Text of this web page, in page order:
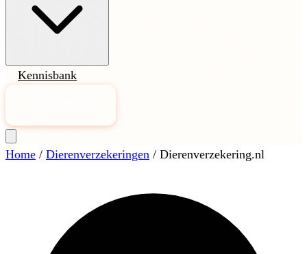
Kennisbank
Home / Dierenverzekeringen / Dierenverzekering.nl